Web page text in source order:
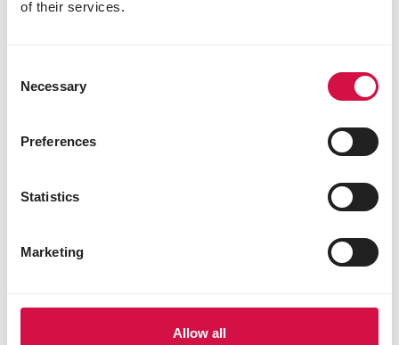
of their services.
Selection
Necessary
Preferences
Statistics
Marketing
Allow all